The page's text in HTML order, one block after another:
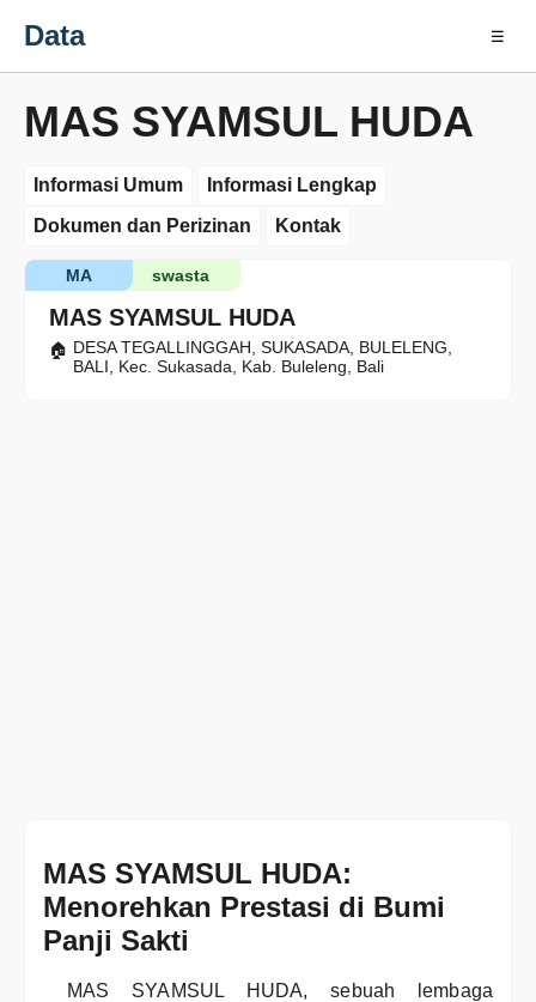
Data ☰
MAS SYAMSUL HUDA
Informasi Umum
Informasi Lengkap
Dokumen dan Perizinan
Kontak
MAS SYAMSUL HUDA
swasta
MA
DESA TEGALLINGGAH, SUKASADA, BULELENG,
BALI, Kec. Sukasada, Kab. Buleleng, Bali
MAS SYAMSUL HUDA:
Menorehkan Prestasi di Bumi
Panji Sakti
MAS SYAMSUL HUDA, sebuah lembaga